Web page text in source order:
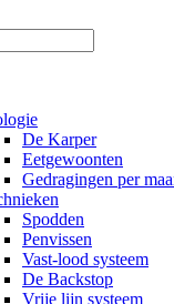
De Karper
Eetgewoonten
Gedragingen per
Spodden
Penvissen
Vast-lood systeem
De Backstop
Vrije lijn systeem